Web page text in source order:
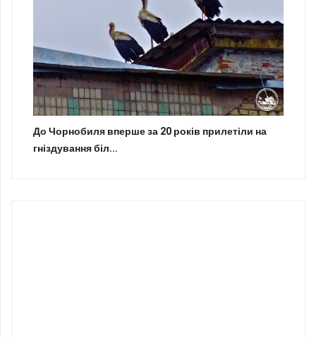
До Чорнобиля вперше за 20 років прилетіли на
гніздування біл...